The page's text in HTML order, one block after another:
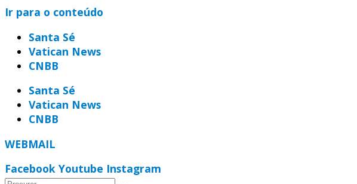
Ir para o conteúdo
Santa Sé
Vatican News
CNBB
Santa Sé
Vatican News
CNBB
WEBMAIL
Facebook Youtube Instagram